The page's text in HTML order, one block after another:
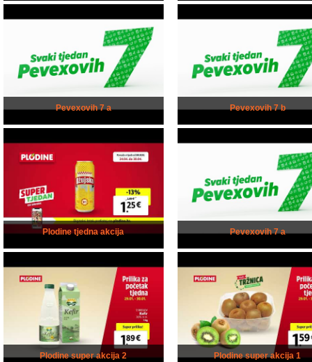
Pevexovih 7 a Pevexovih 7 b
Plodine tjedna akcija Pevexovih 7 a
Plodine super akcija 2 Plodine super akcija 1